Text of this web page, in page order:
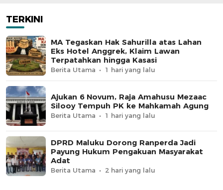
TERKINI
MA Tegaskan Hak Sahurilla atas Lahan
Eks Hotel Anggrek, Klaim Lawan
Terpatahkan hingga Kasasi
Berita Utama 1 hari yang lalu
Ajukan 6 Novum, Raja Amahusu Mezaac
Silooy Tempuh PK ke Mahkamah Agung
Berita Utama 1 hari yang lalu
DPRD Maluku Dorong Ranperda Jadi
Payung Hukum Pengakuan Masyarakat
Adat
Berita Utama 2 hari yang lalu